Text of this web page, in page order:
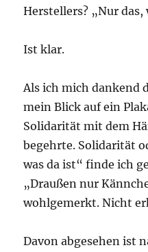
Herstellers? „Nur das,
Ist klar.
Als ich mich dankend
mein Blick auf ein
Solidarität mit dem
begehrte. Solidarität
was da ist“ finde ich
„Draußen nur
wohlgemerkt. Nicht
Davon abgesehen ist